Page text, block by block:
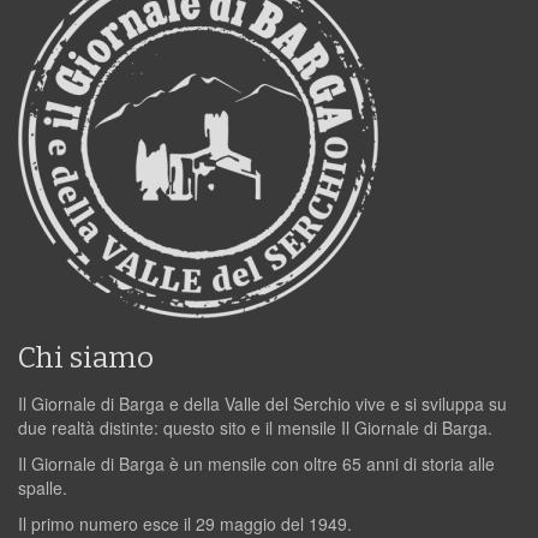
Chi siamo
Il Giornale di Barga e della Valle del Serchio vive e si sviluppa su
due realtà distinte: questo sito e il mensile Il Giornale di Barga.
Il Giornale di Barga è un mensile con oltre 65 anni di storia alle
spalle.
Il primo numero esce il 29 maggio del 1949.